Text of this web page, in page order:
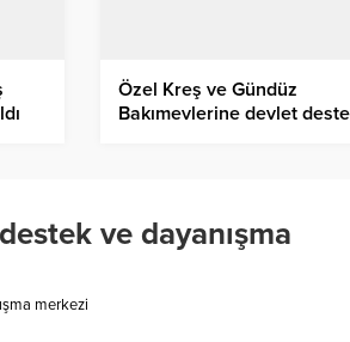
Özel Kreş ve Gündüz
Bakımevlerine devlet
ve dayanışma
merkezi